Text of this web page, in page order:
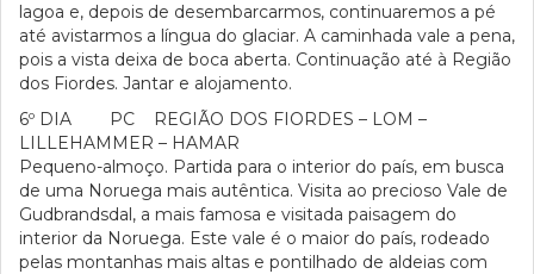
lagoa e, depois de desembarcarmos, continuaremos a pé
até avistarmos a língua do glaciar. A caminhada vale a pena,
pois a vista deixa de boca aberta. Continuação até à Região
dos Fiordes. Jantar e alojamento.
6º DIA PC REGIÃO DOS FIORDES – LOM –
LILLEHAMMER – HAMAR
Pequeno-almoço. Partida para o interior do país, em busca
de uma Noruega mais autêntica. Visita ao precioso Vale de
Gudbrandsdal, a mais famosa e visitada paisagem do
interior da Noruega. Este vale é o maior do país, rodeado
pelas montanhas mais altas e pontilhado de aldeias com